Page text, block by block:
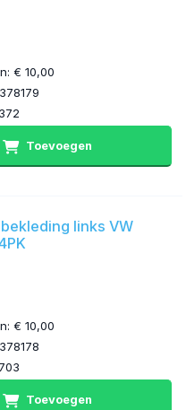
€ 10,00
Toevoegen
links VW
€ 10,00
Toevoegen